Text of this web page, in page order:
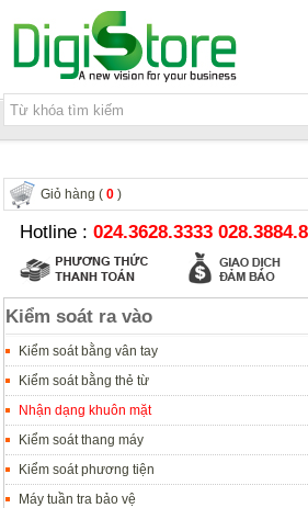
Giỏ hàng ( 0 )
Hotline : 024.3628.3333
Kiểm soát ra vào
Kiểm soát bằng vân tay
Kiểm soát bằng thẻ từ
Nhận dạng khuôn mặt
Kiểm soát thang máy
Kiểm soát phương tiện
Máy tuần tra bảo vệ